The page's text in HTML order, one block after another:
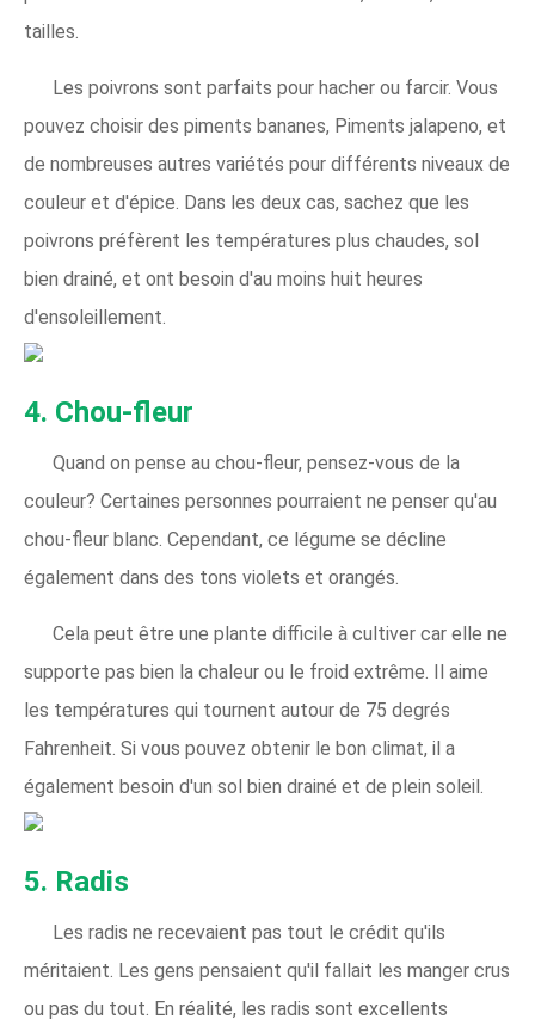
tailles.
Les poivrons sont parfaits pour hacher ou farcir. Vous
pouvez choisir des piments bananes, Piments jalapeno, et
de nombreuses autres variétés pour différents niveaux de
couleur et d'épice. Dans les deux cas, sachez que les
poivrons préfèrent les températures plus chaudes, sol
bien drainé, et ont besoin d'au moins huit heures
d'ensoleillement.
4. Chou-fleur
Quand on pense au chou-fleur, pensez-vous de la
couleur? Certaines personnes pourraient ne penser qu'au
chou-fleur blanc. Cependant, ce légume se décline
également dans des tons violets et orangés.
Cela peut être une plante difficile à cultiver car elle ne
supporte pas bien la chaleur ou le froid extrême. Il aime
les températures qui tournent autour de 75 degrés
Fahrenheit. Si vous pouvez obtenir le bon climat, il a
également besoin d'un sol bien drainé et de plein soleil.
5. Radis
Les radis ne recevaient pas tout le crédit qu'ils
méritaient. Les gens pensaient qu'il fallait les manger crus
ou pas du tout. En réalité, les radis sont excellents